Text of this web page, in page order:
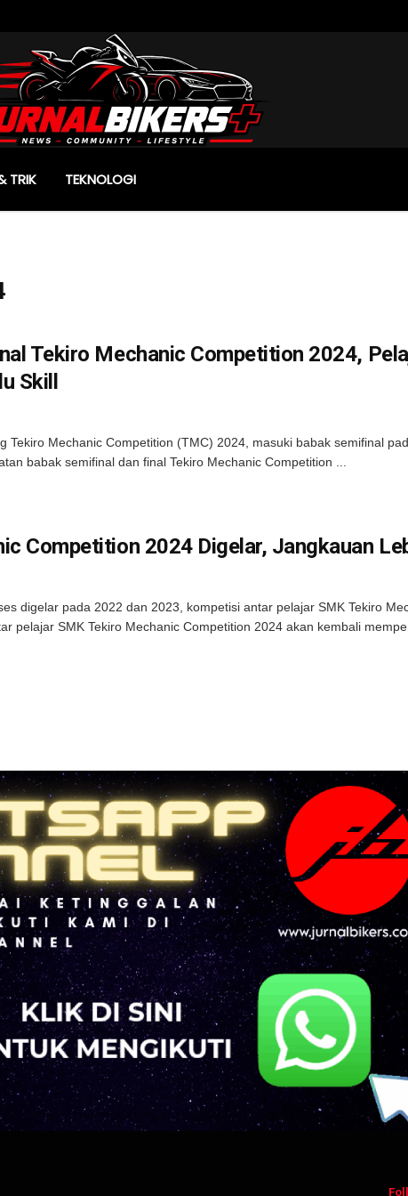
TRIK TEKNOLOGI
Tekiro Mechanic Competition 2024,
Skill
Tekiro Mechanic Competition (TMC) 2024, masuki babak semifinal
babak semifinal dan final Tekiro Mechanic Competition ...
Competition 2024 Digelar, Jangkauan
digelar pada 2022 dan 2023, kompetisi antar pelajar SMK Tekiro
pelajar SMK Tekiro Mechanic Competition 2024 akan kembali